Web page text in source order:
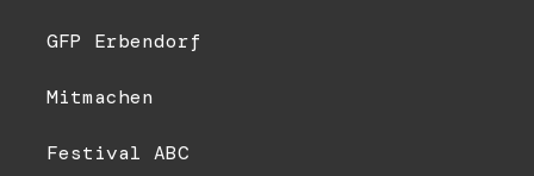
GFP Erbendorf
Mitmachen
Festival ABC